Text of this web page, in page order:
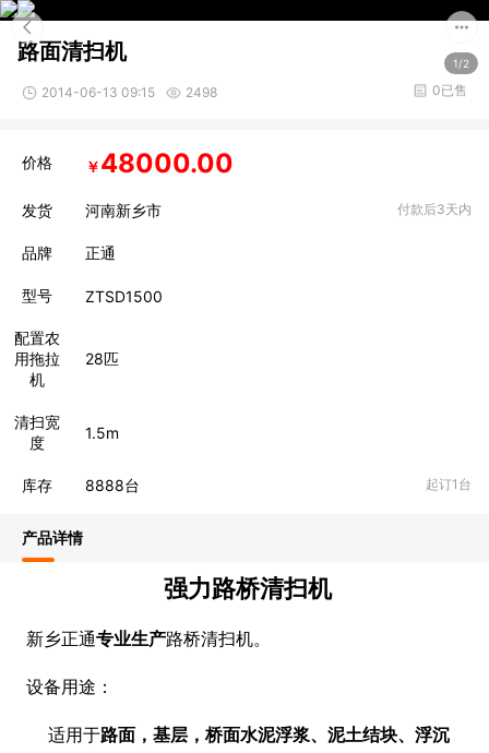
1/2
路面清扫机
2014-06-13 09:15 2498 0已售
价格 ￥48000.00
发货 河南新乡市 付款后3天内
品牌 正通
型号 ZTSD1500
配置农
用拖拉
机
28匹
清扫宽
度
1.5m
库存 8888台 起订1台
产品详情
强力路桥清扫机
新乡正通专业生产路桥清扫机。
设备用途：
适用于路面，基层，桥面水泥浮浆、泥土结块、浮沉